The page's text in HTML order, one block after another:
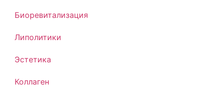
Биоревитализация
Липолитики
Эстетика
Коллаген